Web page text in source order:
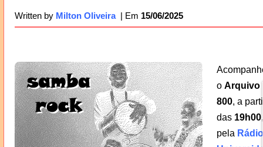
Written by Milton Oliveira 15/06/2025
o Arquivo
800, a
das 19h00,
pela Rádio